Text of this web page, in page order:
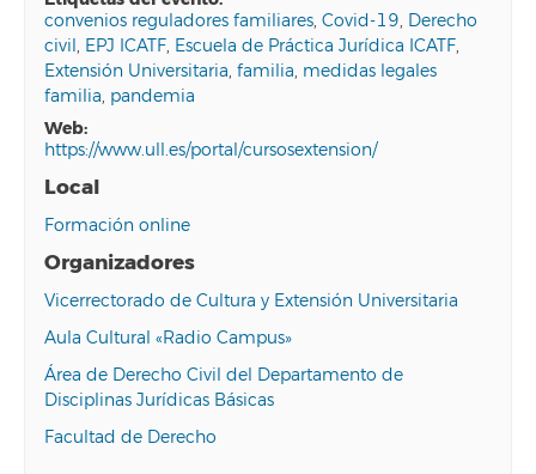
convenios reguladores familiares,Covid-19, Derecho
civil, EPJ ICATF, Escuela de Práctica Jurídica ICATF,
Extensión Universitaria,familia, medidas legales
familia, pandemia
web:
https://www.ull.es/portal/cursosextension/
Local
Formación online
Organizadores
Vicerrectorado de Cultura y Extensión Universitaria
Aula Cultural «Radio Campus»
Área de Derecho Civil del Departamento de
Disciplinas Jurídicas Básicas
Facultad de Derecho